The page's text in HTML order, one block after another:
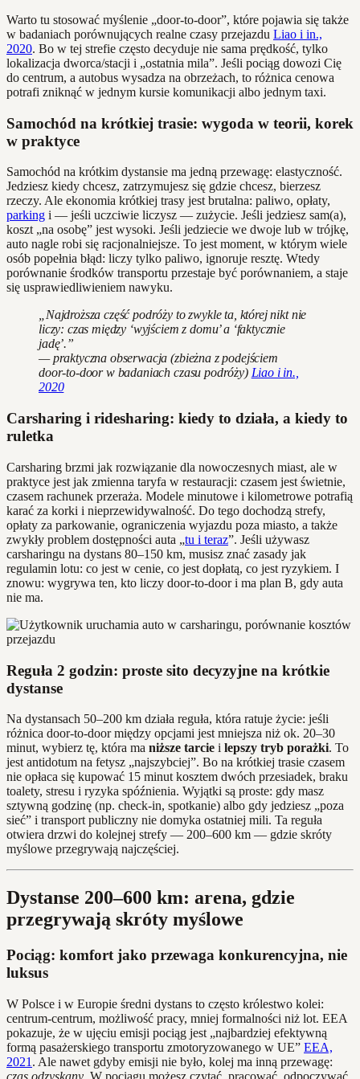
Warto tu stosować myślenie „door‑to‑door”, które pojawia się także
w badaniach porównujących realne czasy przejazdu Liao i in.,
2020. Bo w tej strefie często decyduje nie sama prędkość, tylko
lokalizacja dworca/stacji i „ostatnia mila”. Jeśli pociąg dowozi Cię
do centrum, a autobus wysadza na obrzeżach, to różnica cenowa
potrafi zniknąć w jednym kursie komunikacji albo jednym taxi.
Samochód na krótkiej trasie: wygoda w teorii, korek
w praktyce
Samochód na krótkim dystansie ma jedną przewagę: elastyczność.
Jedziesz kiedy chcesz, zatrzymujesz się gdzie chcesz, bierzesz
rzeczy. Ale ekonomia krótkiej trasy jest brutalna: paliwo, opłaty,
parking i — jeśli uczciwie liczysz — zużycie. Jeśli jedziesz sam(a),
koszt „na osobę” jest wysoki. Jeśli jedziecie we dwoje lub w trójkę,
auto nagle robi się racjonalniejsze. To jest moment, w którym wiele
osób popełnia błąd: liczy tylko paliwo, ignoruje resztę. Wtedy
porównanie środków transportu przestaje być porównaniem, a staje
się usprawiedliwieniem nawyku.
„Najdroższa część podróży to zwykle ta, której nikt nie
liczy: czas między ‘wyjściem z domu’ a ‘faktycznie
jadę’.”
— praktyczna obserwacja (zbieżna z podejściem
door‑to‑door w badaniach czasu podróży) Liao i in.,
2020
Carsharing i ridesharing: kiedy to działa, a kiedy to
ruletka
Carsharing brzmi jak rozwiązanie dla nowoczesnych miast, ale w
praktyce jest jak zmienna taryfa w restauracji: czasem jest świetnie,
czasem rachunek przeraża. Modele minutowe i kilometrowe potrafią
karać za korki i nieprzewidywalność. Do tego dochodzą strefy,
opłaty za parkowanie, ograniczenia wyjazdu poza miasto, a także
zwykły problem dostępności auta „tu i teraz”. Jeśli używasz
carsharingu na dystans 80–150 km, musisz znać zasady jak
regulamin lotu: co jest w cenie, co jest dopłatą, co jest ryzykiem. I
znowu: wygrywa ten, kto liczy door‑to‑door i ma plan B, gdy auta
nie ma.
Reguła 2 godzin: proste sito decyzyjne na krótkie
dystanse
Na dystansach 50–200 km działa reguła, która ratuje życie: jeśli
różnica door‑to‑door między opcjami jest mniejsza niż ok. 20–30
minut, wybierz tę, która ma niższe tarcie i lepszy tryb porażki. To
jest antidotum na fetysz „najszybciej”. Bo na krótkiej trasie czasem
nie opłaca się kupować 15 minut kosztem dwóch przesiadek, braku
toalety, stresu i ryzyka spóźnienia. Wyjątki są proste: gdy masz
sztywną godzinę (np. check‑in, spotkanie) albo gdy jedziesz „poza
sieć” i transport publiczny nie domyka ostatniej mili. Ta reguła
otwiera drzwi do kolejnej strefy — 200–600 km — gdzie skróty
myślowe przegrywają najczęściej.
Dystanse 200–600 km: arena, gdzie
przegrywają skróty myślowe
Pociąg: komfort jako przewaga konkurencyjna, nie
luksus
W Polsce i w Europie średni dystans to często królestwo kolei:
centrum‑centrum, możliwość pracy, mniej formalności niż lot. EEA
pokazuje, że w ujęciu emisji pociąg jest „najbardziej efektywną
formą pasażerskiego transportu zmotoryzowanego w UE” EEA,
2021 . Ale nawet gdyby emisji nie było, kolej ma inną przewagę:
czas odzyskany . W pociągu możesz czytać, pracować, odpoczywać.